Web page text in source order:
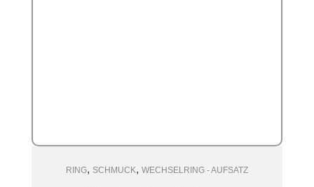
Zum Warenkorb
RING, SCHMUCK, WECHSELRING - AUFSATZ